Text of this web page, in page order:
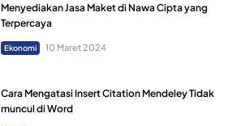
Menyediakan Jasa Maket di Nawa Cipta yang
Terpercaya
Ekonomi 10 Maret 2024
Cara Mengatasi Insert Citation Mendeley Tidak
muncul di Word